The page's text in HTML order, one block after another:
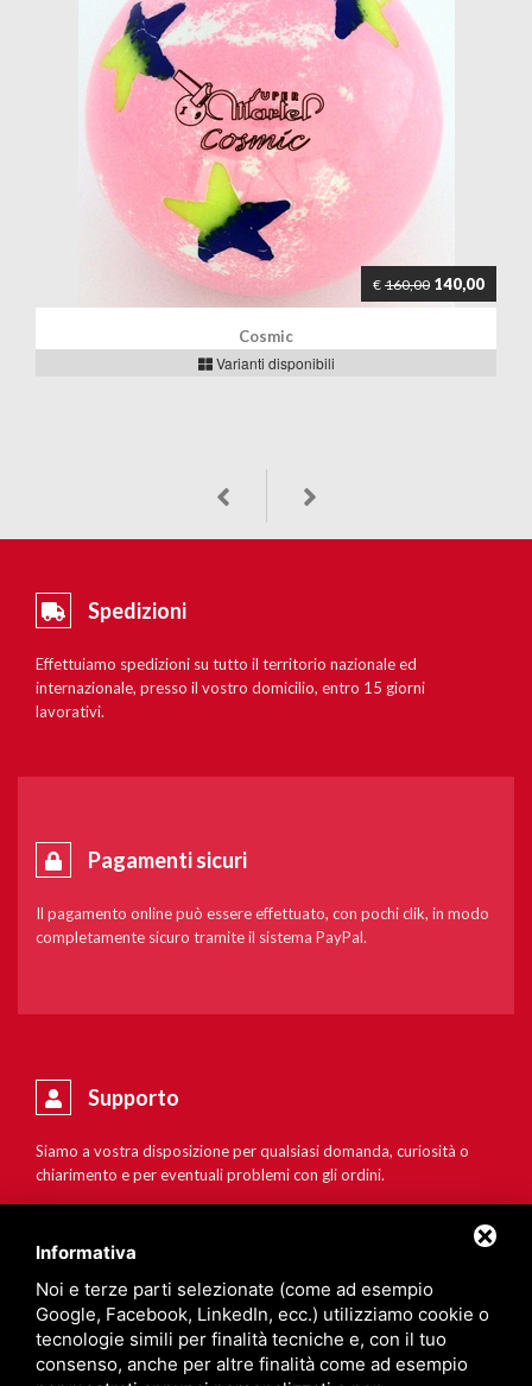
€ 160,00 140,00
Cosmic
Varianti disponibili
Spedizioni
Effettuiamo spedizioni su tutto il territorio nazionale ed
internazionale, presso il vostro domicilio, entro 15 giorni
lavorativi.
Pagamenti sicuri
Il pagamento online può essere effettuato, con pochi clik, in modo
completamente sicuro tramite il sistema PayPal.
Supporto
Siamo a vostra disposizione per qualsiasi domanda, curiosità o
chiarimento e per eventuali problemi con gli ordini.
Informativa
Noi e terze parti selezionate (come ad esempio
Google, Facebook, LinkedIn, ecc.) utilizziamo cookie o
tecnologie simili per finalità tecniche e, con il tuo
consenso, anche per altre finalità come ad esempio